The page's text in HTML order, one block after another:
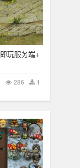
玩服务端+
1
286